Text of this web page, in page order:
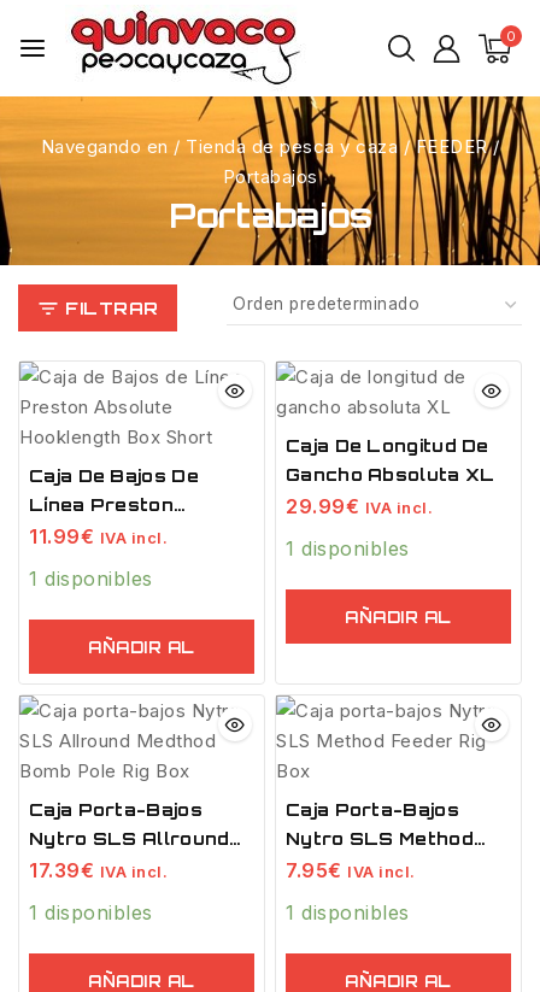
0
Navegando en / Tienda de pesca y caza / FEEDER /
Portabajos
Portabajos
FILTRAR
Caja De Bajos De
Línea Preston
Absolute Hooklength
11.99€ IVA incl.
1 disponibles
AÑADIR AL
CARRITO
Caja De Longitud De
Gancho Absoluta XL
29.99€ IVA incl.
1 disponibles
AÑADIR AL
CARRITO
Caja Porta-Bajos
Nytro SLS Allround
Medthod Bomb Pole
17.39€ IVA incl.
1 disponibles
AÑADIR AL
Caja Porta-Bajos
Nytro SLS Method
Feeder Rig Box
7.95€ IVA incl.
1 disponibles
AÑADIR AL